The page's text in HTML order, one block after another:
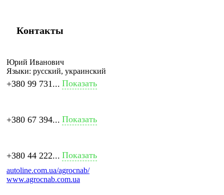
Контакты
Юрий Иванович
Языки: русский, украинский
+380 99 731... Показать
+380 67 394... Показать
+380 44 222... Показать
autoline.com.ua/agrocnab/
www.agrocnab.com.ua